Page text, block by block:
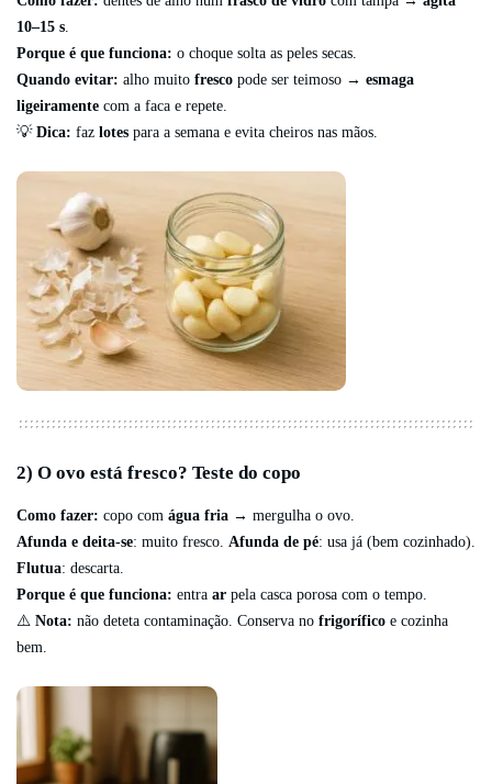
10–15 s
Porque é que funciona: o choque solta as peles secas.
Quando evitar: alho muito fresco pode ser teimoso → esmaga
ligeiramente com a faca e repete.
💡Dica: faz lotes para a semana e evita cheiros nas mãos.
2) O ovo está fresco? Teste do copo
Como fazer: copo com água fria → mergulha o ovo.
Afunda e deita-se: muito fresco. Afunda de pé: usa já (bem cozinhado).
Flutua: descarta.
Porque é que funciona: entra ar pela casca porosa com o tempo.
⚠️ Nota: não deteta contaminação. Conserva no frigorífico e cozinha
bem.